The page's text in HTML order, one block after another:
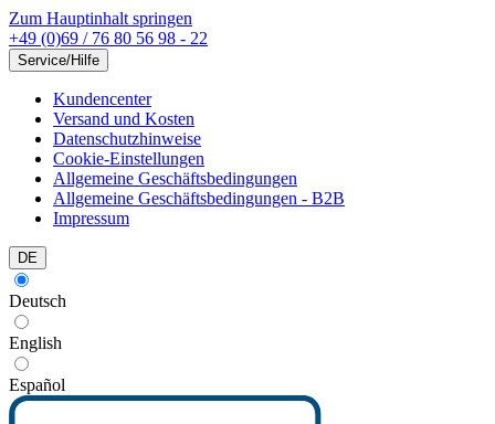
Zum Hauptinhalt springen
+49 (0)69 / 76 80 56 98 - 22
Service/Hilfe
Kundencenter
Versand und Kosten
Datenschutzhinweise
Cookie-Einstellungen
Allgemeine Geschäftsbedingungen
Allgemeine Geschäftsbedingungen - B2B
Impressum
DE
Deutsch
English
Español